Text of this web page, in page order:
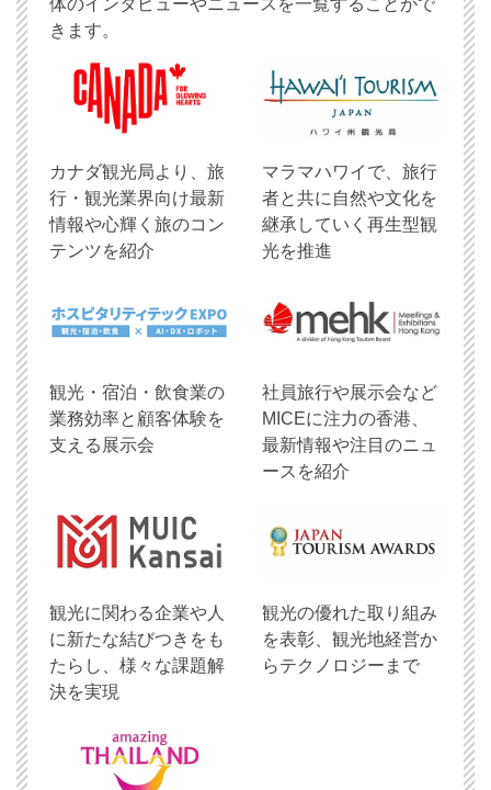
体のインタビューやニュースを一覧することがで
きます。
​カナダ観光局より、旅
行・観光業界向け最新
情報や心輝く旅のコン
テンツを紹介
マラマハワイで、旅行
者と共に自然や文化を
継承していく再生型観
光を推進
観光・宿泊・飲食業の
業務効率と顧客体験を
支える展示会
社員旅行や展示会など
MICEに注力の香港、
最新情報や注目のニュ
ースを紹介
観光に関わる企業や人
に新たな結びつきをも
たらし、様々な課題解
決を実現
観光の優れた取り組み
を表彰、観光地経営か
らテクノロジーまで